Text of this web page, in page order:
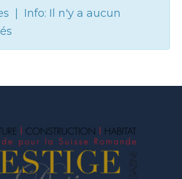
| Info: Il n'y a aucun